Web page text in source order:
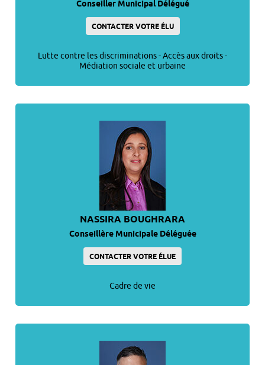
Conseiller Municipal Délégué
CONTACTER VOTRE ÉLU
Lutte contre les discriminations - Accès aux droits -
Médiation sociale et urbaine
NASSIRA BOUGHRARA
Conseillère Municipale Déléguée
CONTACTER VOTRE ÉLUE
Cadre de vie